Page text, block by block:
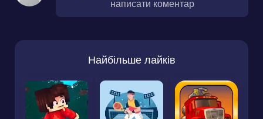
написати коментар
Найбільше лайків